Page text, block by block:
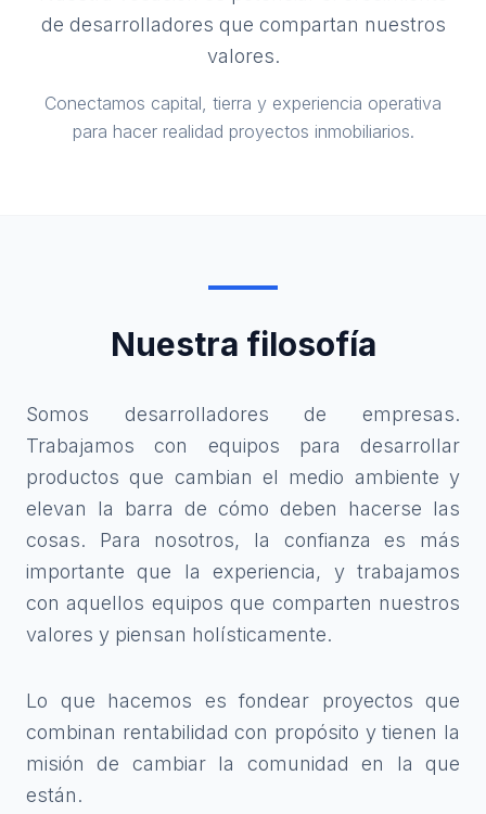
de desarrolladores que compartan nuestros
valores.
Conectamos capital, tierra y experiencia operativa
para hacer realidad proyectos inmobiliarios.
Nuestra filosofía
Somos desarrolladores de empresas.
Trabajamos con equipos para desarrollar
productos que cambian el medio ambiente y
elevan la barra de cómo deben hacerse las
cosas. Para nosotros, la confianza es más
importante que la experiencia, y trabajamos
con aquellos equipos que comparten nuestros
valores y piensan holísticamente.
Lo que hacemos es fondear proyectos que
combinan rentabilidad con propósito y tienen la
misión de cambiar la comunidad en la que
están.